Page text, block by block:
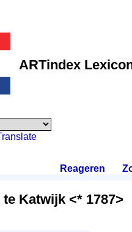
ARTindex
Reageren
Katwijk <* 1787>